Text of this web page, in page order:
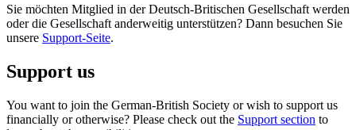
Sie möchten Mitglied in der Deutsch-Britischen Gesellschaft werden
oder die Gesellschaft anderweitig unterstützen? Dann besuchen Sie
unsere Support-Seite.
Support us
You want to join the German-British Society or wish to support us
financially or otherwise? Please check out the Support section to